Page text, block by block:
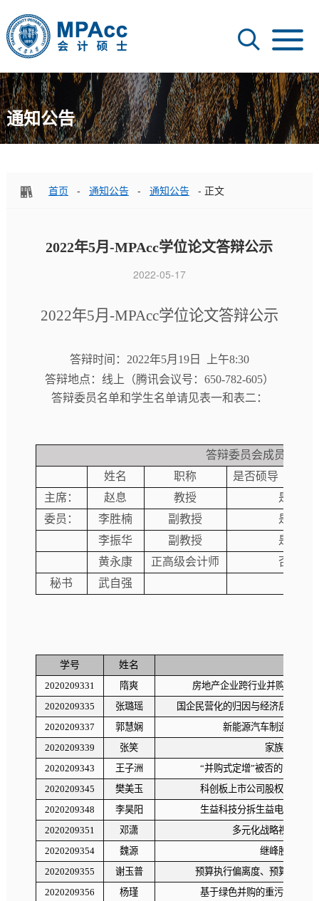
通知公告
首页 - 通知公告 - 通知公告 - 正文
2022年5月-MPAcc学位论文答辩公示
2022-05-17
2022年5月 -MPAcc学位论文答辩公示
答辩时间： 2022年5月 19日 上午8:30
答辩地点：线上（腾讯会议号： 650-782-605）
答辩委员名单和学生名单请见表一和表二：
答辩委员会成员名单
姓名
职称
是否硕导（含博
主席：
赵息 教授
是
委员：
李胜楠 副教授
是
李振华
副教授
是
黄永康
正高级会计师
否
秘书
武自强
学号 姓名
2020209331
隋爽
房地产企业跨行业并购绩效研
2020209335
张璐瑶
国企民营化的归因与经济后果研
2020209337
郭慧娴
新能源汽车制造业融
2020209339
张笑
家族涉入与
2020209343
王子洲
“并购式定增”被否的影响
2020209345
樊美玉
科创板上市公司股权激励
2020209348
李昊阳
生益科技分拆生益电子上
2020209351
邓潇
多元化战略视角下
2020209354
魏源
继峰股份并购
2020209355
谢玉普
预算执行偏离度、预算绩效
2020209356
杨瑾
基于绿色并购的重污染企